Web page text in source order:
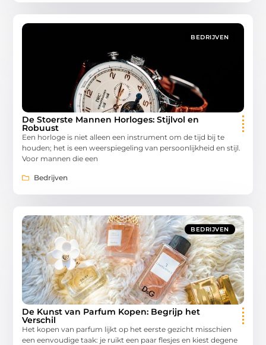
BEDRIJVEN
De Stoerste Mannen Horloges: Stijlvol en
Robuust
Een horloge is niet alleen een instrument om de tijd bij te
houden; het is een weerspiegeling van persoonlijkheid en stijl.
Voor mannen die een
Bedrijven
BEDRIJVEN
De Kunst van Parfum Kopen: Begrijp het
Verschil
Het kopen van parfum lijkt op het eerste gezicht misschien
een eenvoudige taak: je ruikt een paar flesjes en kiest degene